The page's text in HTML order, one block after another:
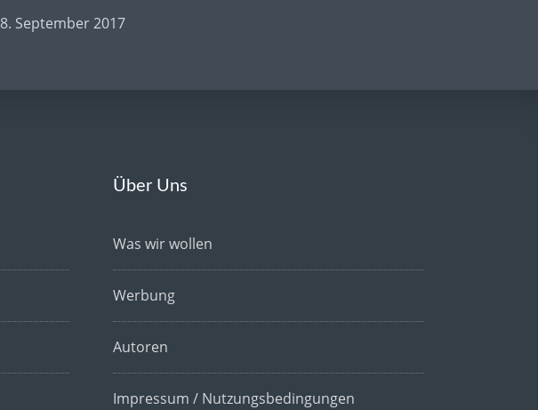
8. September 2017
Über Uns
Was wir wollen
Werbung
Autoren
Impressum / Nutzungsbedingungen